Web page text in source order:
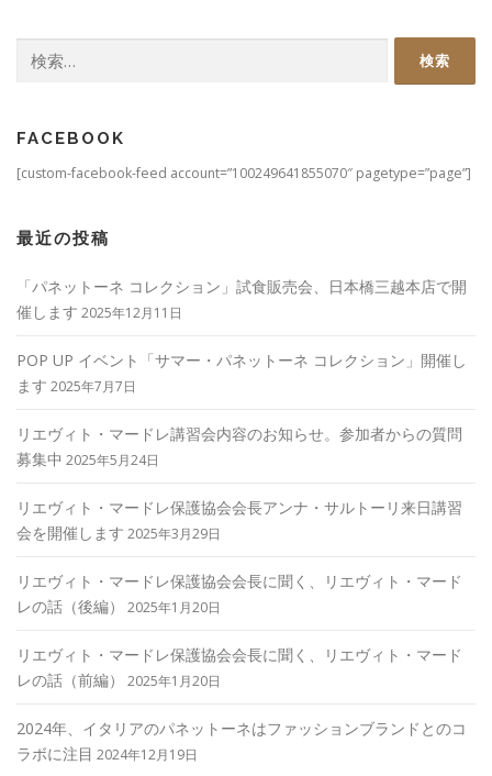
索:
FACEBOOK
[custom-facebook-feed account=”100249641855070″ pagetype=”page”]
最近の投稿
「パネットーネ コレクション」試食販売会、日本橋三越本店で開
催します 2025年12月11日
POP UP イベント「サマー・パネットーネ コレクション」開催し
ます 2025年7月7日
リエヴィト・マードレ講習会内容のお知らせ。参加者からの質問
募集中 2025年5月24日
リエヴィト・マードレ保護協会会長アンナ・サルトーリ来日講習
会を開催します 2025年3月29日
リエヴィト・マードレ保護協会会長に聞く、リエヴィト・マード
レの話（後編）
2025年1月20日
リエヴィト・マードレ保護協会会長に聞く、リエヴィト・マード
レの話（前編）
2025年1月20日
2024年、イタリアのパネットーネはファッションブランドとのコ
ラボに注目 2024年12月19日